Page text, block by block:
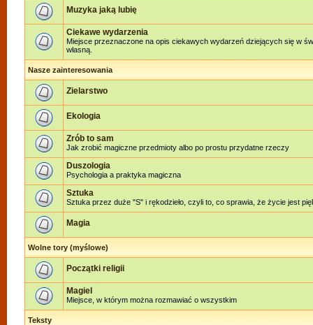
Muzyka jaką lubię
Ciekawe wydarzenia
Miejsce przeznaczone na opis ciekawych wydarzeń dziejących się w
własną.
Nasze zainteresowania
Zielarstwo
Ekologia
Zrób to sam
Jak zrobić magiczne przedmioty albo po prostu przydatne rzeczy
Duszologia
Psychologia a praktyka magiczna
Sztuka
Sztuka przez duże "S" i rękodzieło, czyli to, co sprawia, że życie jest
Magia
Wolne tory (myślowe)
Początki religii
Magiel
Miejsce, w którym można rozmawiać o wszystkim
Teksty